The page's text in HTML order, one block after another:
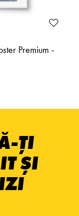
Premium -
ȚI
ȘI